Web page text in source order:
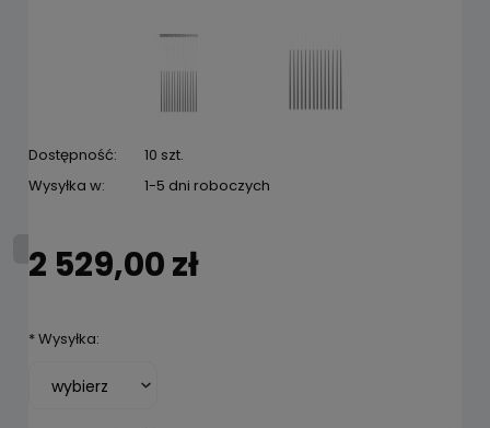
Dostępność:
10 szt.
Wysyłka w:
1-5 dni roboczych
2 529,00 zł
*Wysyłka: